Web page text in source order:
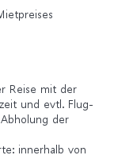
Reise mit der
und evtl. Flug-
der
innerhalb von